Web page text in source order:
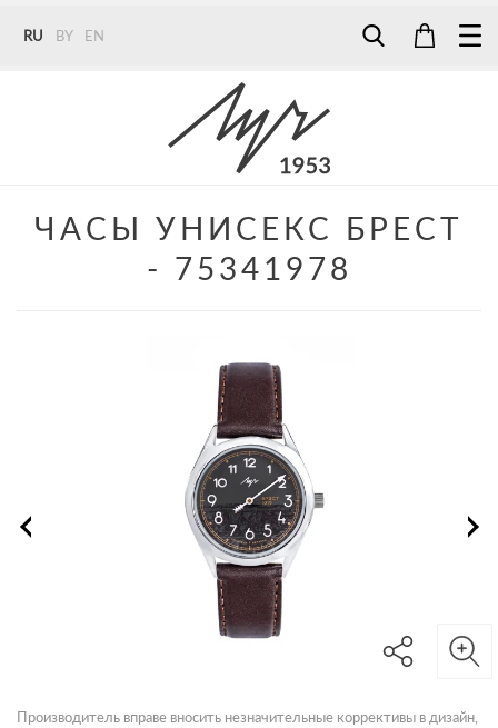
RU BY EN
+375 (29) 272 51 56
ЧАСЫ УНИСЕКС БРЕСТ
- 75341978
Производитель вправе вносить незначительные коррективы в дизайн,